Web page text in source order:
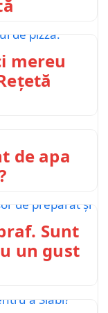
mereu
de apa
Sunt
un gust